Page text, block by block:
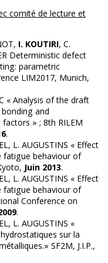
comité de lecture et
I. KOUTIRI, C.
Deterministic defect
parametric
LIM2017, Munich,
« Analysis of the draft
and
» ; 8th RILEM
.
L. AUGUSTINS « Effect
fatigue behaviour of
Juin 2013.
L. AUGUSTINS « Effect
fatigue behaviour of
Conference on
.
L. AUGUSTINS «
sur la
SF2M, J.I.P.,